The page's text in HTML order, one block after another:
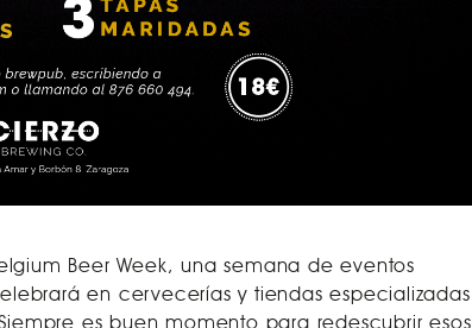
Beer Week, una semana de eventos
en cervecerías y tiendas especializadas
es buen momento para redescubrir esos